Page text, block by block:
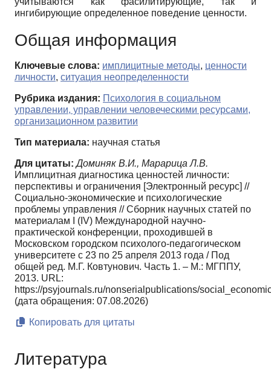
ингибирующие определенное поведение ценности.
Общая информация
Ключевые слова: имплицитные методы, ценности
личности, ситуация неопределенности
Рубрика издания: Психология в социальном
управлении, управлении человеческими ресурсами,
организационном развитии
Тип материала: научная статья
Для цитаты: Доминяк В.И., Марарица Л.В.
Имплицитная диагностика ценностей личности:
перспективы и ограничения [Электронный ресурс] //
Социально-экономические и психологические
проблемы управления // Сборник научных статей по
материалам I (IV) Международной научно-
практической конференции, проходившей в
Московском городском психолого-педагогическом
университете с 23 по 25 апреля 2013 года / Под
общей ред. М.Г. Ковтунович. Часть 1. – М.: МГППУ,
2013. URL:
https://psyjournals.ru/nonserialpublications/
(дата обращения: 07.08.2026)
Копировать для цитаты
Литература